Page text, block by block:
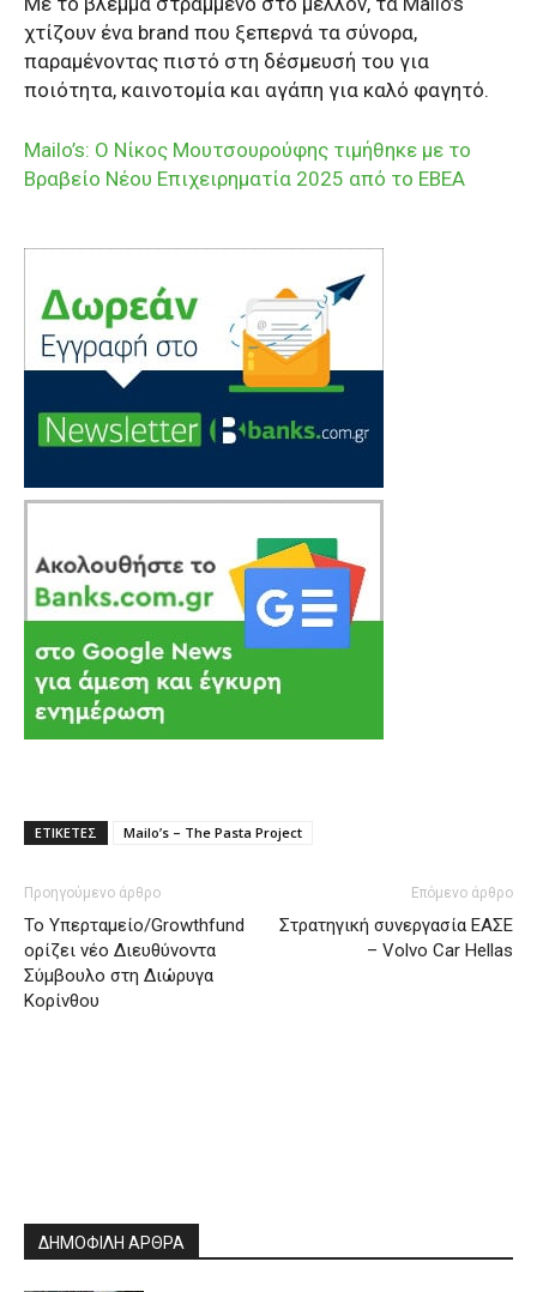
χτίζουν ένα brand που ξεπερνά τα σύνορα,
παραμένοντας πιστό στη δέσμευσή του για
ποιότητα, καινοτομία και αγάπη για καλό φαγητό.
Mailo’s: Ο Νίκος Μουτσουρούφης τιμήθηκε με το
Βραβείο Νέου Επιχειρηματία 2025 από το ΕΒΕΑ
ΕΤΙΚΕΤΕΣ Mailo’s – The Pasta Project
Προηγούμενο άρθρο
Το Υπερταμείο/Growthfund
ορίζει νέο Διευθύνοντα
Σύμβουλο στη Διώρυγα
Κορίνθου
Επόμενο άρθρο
Στρατηγική συνεργασία ΕΑΣΕ
– Volvo Car Hellas
ΔΗΜΟΦΙΛΗ ΑΡΘΡΑ